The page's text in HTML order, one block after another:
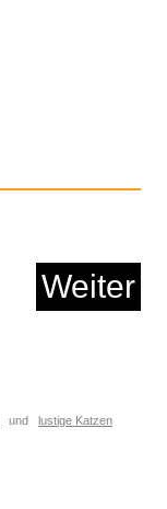
Weiter
und lustige Katzen